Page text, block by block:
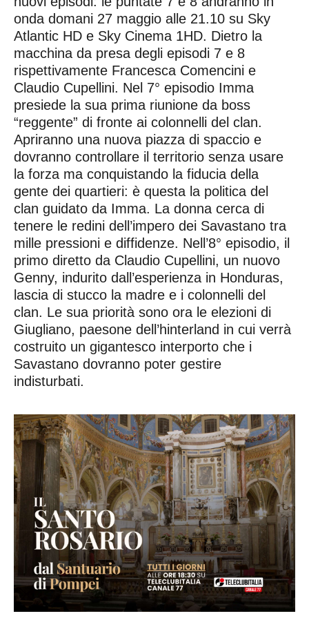
onda domani 27 maggio alle 21.10 su Sky
Atlantic HD e Sky Cinema 1HD. Dietro la
macchina da presa degli episodi 7 e 8
rispettivamente Francesca Comencini e
Claudio Cupellini. Nel 7° episodio Imma
presiede la sua prima riunione da boss
“reggente” di fronte ai colonnelli del clan.
Apriranno una nuova piazza di spaccio e
dovranno controllare il territorio senza usare
la forza ma conquistando la fiducia della
gente dei quartieri: è questa la politica del
clan guidato da Imma. La donna cerca di
tenere le redini dell’impero dei Savastano tra
mille pressioni e diffidenze. Nell’8° episodio, il
primo diretto da Claudio Cupellini, un nuovo
Genny, indurito dall’esperienza in Honduras,
lascia di stucco la madre e i colonnelli del
clan. Le sua priorità sono ora le elezioni di
Giugliano, paesone dell’hinterland in cui verrà
costruito un gigantesco interporto che i
Savastano dovranno poter gestire
indisturbati.